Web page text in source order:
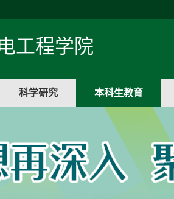
工程学院
科学研究 本科生教育